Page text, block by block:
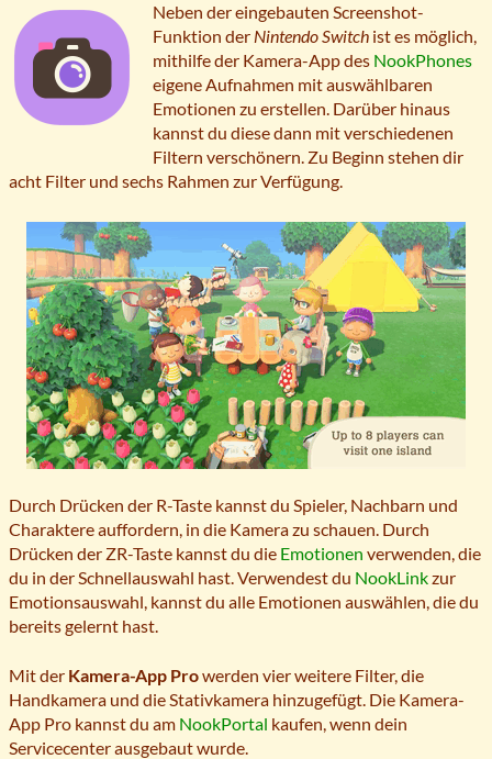
Neben der eingebauten Screenshot-
Funktion der Nintendo Switch ist es möglich,
mithilfe der Kamera-App des NookPhones
eigene Aufnahmen mit auswählbaren
Emotionen zu erstellen. Darüber hinaus
kannst du diese dann mit verschiedenen
Filtern verschönern. Zu Beginn stehen dir
acht Filter und sechs Rahmen zur Verfügung.
Durch Drücken der R-Taste kannst du Spieler, Nachbarn und
Charaktere auffordern, in die Kamera zu schauen. Durch
Drücken der ZR-Taste kannst du die Emotionen verwenden, die
du in der Schnellauswahl hast. Verwendest du NookLinkzur
Emotionsauswahl, kannst du alle Emotionen auswählen, die du
bereits gelernt hast.
Mit der Kamera-App Prowerden vier weitere Filter, die
Handkamera und die Stativkamera hinzugefügt. Die Kamera-
App Pro kannst du am NookPortal kaufen, wenn dein
Servicecenter ausgebaut wurde.